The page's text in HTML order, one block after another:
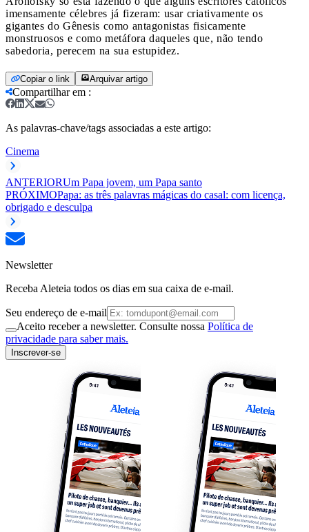
imensamente célebres já fizeram: usar criativamente os
gigantes do Gênesis como antagonistas fisicamente
monstruosos e como metáfora daqueles que, não tendo
sabedoria, perecem na sua estupidez.
Copiar o link Arquivar artigo
Compartilhar em :
As palavras-chave/tags associadas a este artigo:
Cinema
ANTERIORUm Papa jovem, um Papa santo
PRÓXIMOPapa: as três palavras mágicas do casal: com licença,
obrigado e desculpa
Newsletter
Receba Aleteia todos os dias em sua caixa de e-mail.
Seu endereço de e-mail
Aceito receber a newsletter. Consulte nossa Política de
privacidade para saber mais.
Inscrever-se